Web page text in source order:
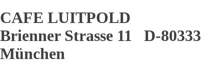
CAFE LUITPOLD
Brienner Strasse 11 D-80333
München